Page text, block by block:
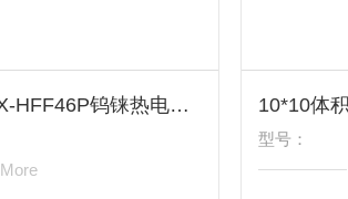
DCS系统KX-HFF46P钨铼热电偶补偿导线
More
型号：